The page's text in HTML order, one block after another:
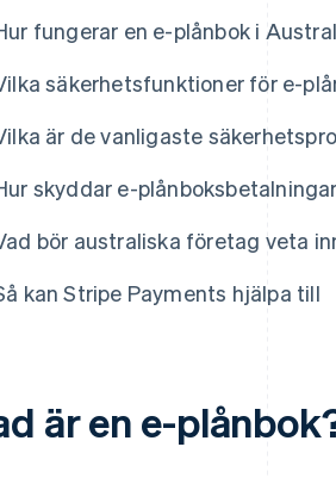
fungerar en e-plånbok i
säkerhetsfunktioner för e-
är de vanligaste
skyddar e-
bör australiska företag veta
kan Stripe Payments hjälpa till
är en e-